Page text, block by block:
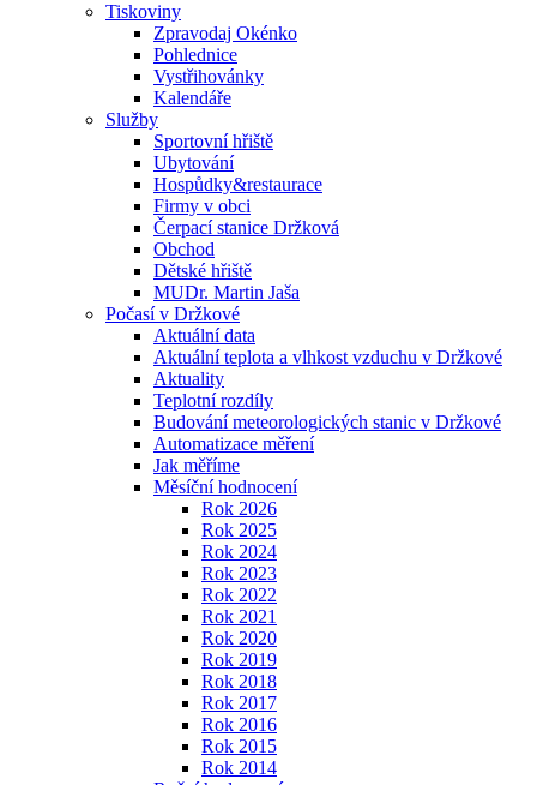
Tiskoviny
Zpravodaj Okénko
Pohlednice
Vystřihovánky
Kalendáře
Služby
Sportovní hřiště
Ubytování
Hospůdky&restaurace
Firmy v obci
Čerpací stanice Držková
Obchod
Dětské hřiště
MUDr. Martin Jaša
Počasí v Držkové
Aktuální data
Aktuální teplota a vlhkost vzduchu v Držkové
Aktuality
Teplotní rozdíly
Budování meteorologických stanic v Držkové
Automatizace měření
Jak měříme
Měsíční hodnocení
Rok 2026
Rok 2025
Rok 2024
Rok 2023
Rok 2022
Rok 2021
Rok 2020
Rok 2019
Rok 2018
Rok 2017
Rok 2016
Rok 2015
Rok 2014